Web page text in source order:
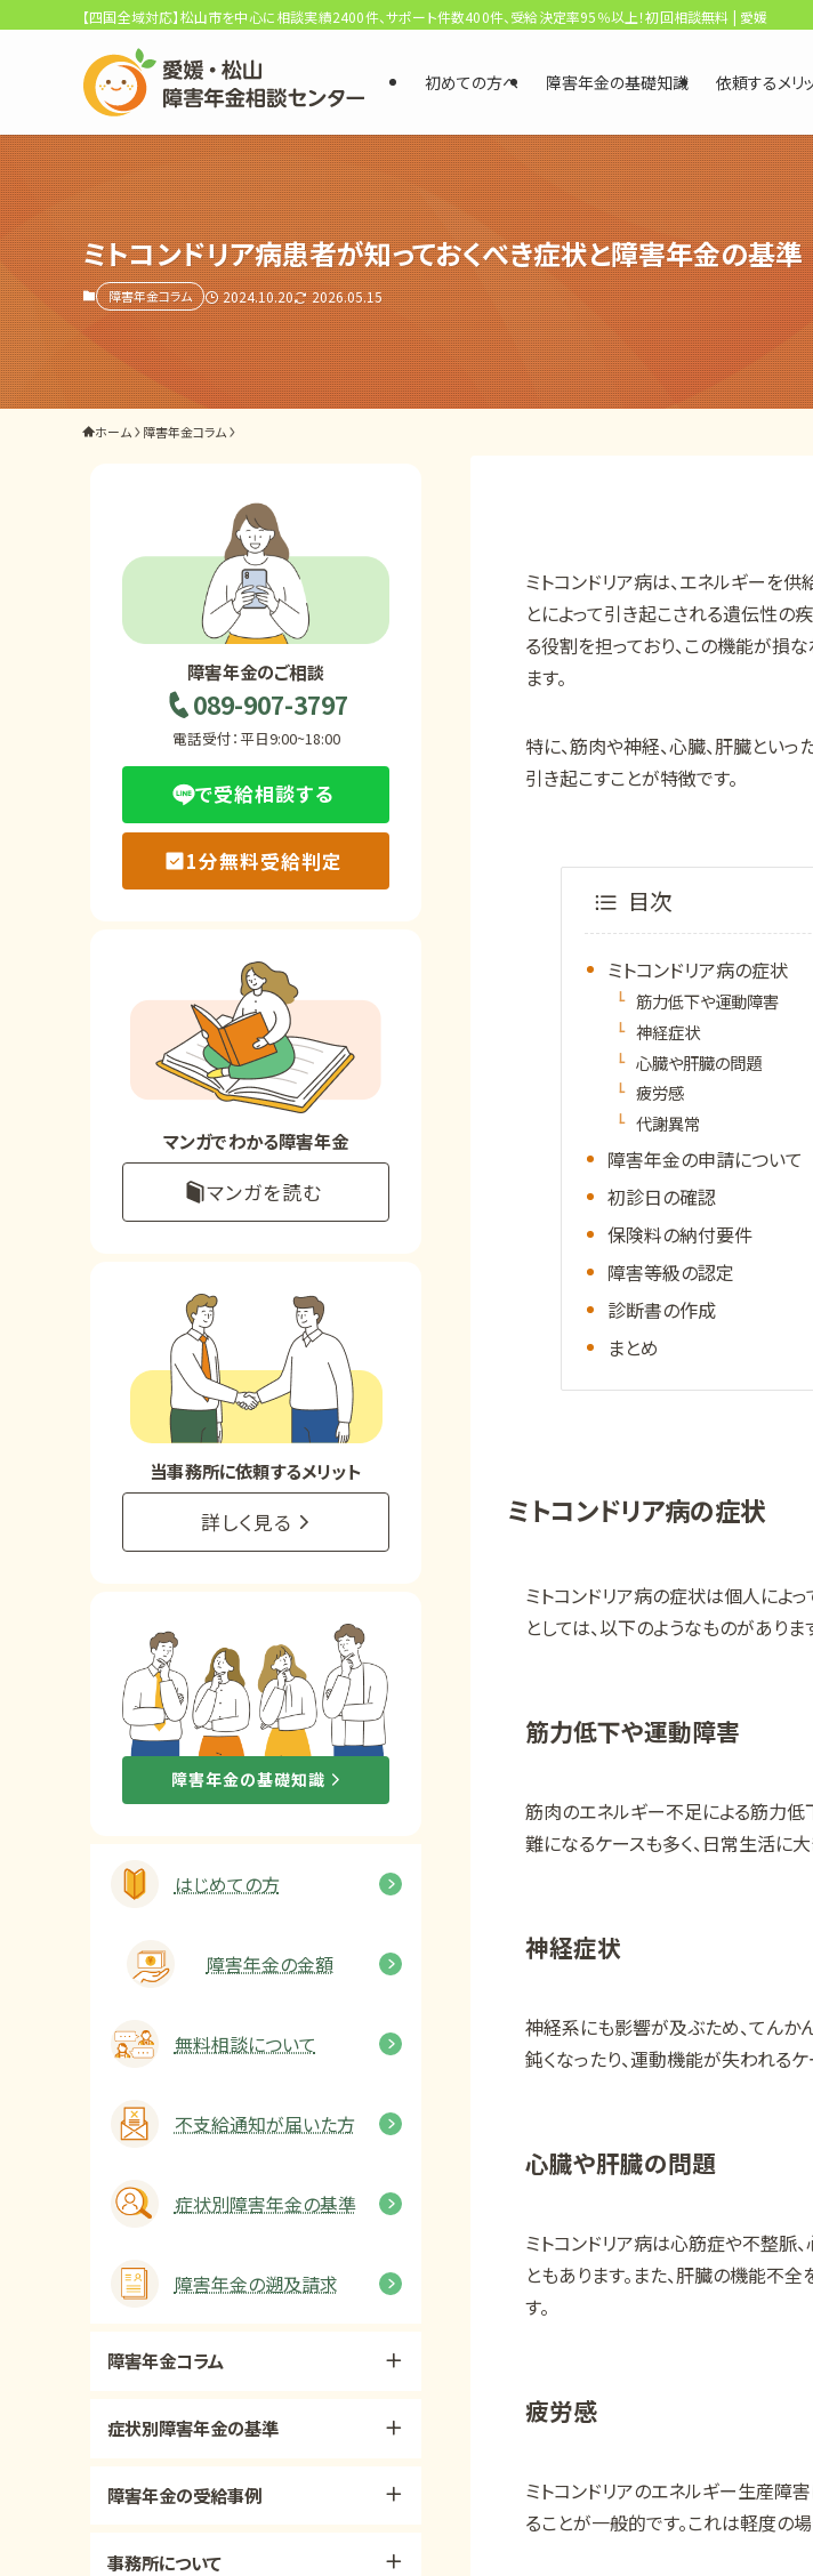
選ばれる3つの理由
初回相談料0円・受給後報酬型
サポート料金について
県内 No.1 の豊富な知識と経験
ご相談事例をみる
外出困難でもOK
障害年金の基礎知識
障害年金の金額
Q&A・相談事例
事務所について
お客様からの感謝のお手紙
で受給相談をする
メリット
お電話でのお問い合わせ
089-907-3797
【四国全域対応】松山市を中心に相談実績2400件、サポート件数400件、受給決定率95％以上！初回相談無料 | 愛媛・松山
初めての方へ 障害年金の基礎知識 依頼するメリ
ミトコンドリア病患者が知っておくべき症状と障害年金の基準
障害年金コラム 2024.10.20 2026.05.15
ホーム 障害年金コラム
ミトコンドリア病は、エネルギーを
とによって引き起こされる遺伝性の
る役割を担っており、この機能が損
ます。
特に、筋肉や神経、心臓、肝臓とい
引き起こすことが特徴です。
目次
ミトコンドリア病の症状
筋力低下や運動障害
神経症状
心臓や肝臓の問題
疲労感
代謝異常
障害年金の申請について
初診日の確認
保険料の納付要件
障害等級の認定
診断書の作成
まとめ
ミトコンドリア病の症状
ミトコンドリア病の症状は個人によ
としては、以下のようなものがありま
筋力低下や運動障害
筋肉のエネルギー不足による筋力低
難になるケースも多く、日常生活に
神経症状
神経系にも影響が及ぶため、てんか
鈍くなったり、運動機能が失われるケ
心臓や肝臓の問題
ミトコンドリア病は心筋症や不整脈
ともあります。また、肝臓の機能不
す。
疲労感
ミトコンドリアのエネルギー生産障
ることが一般的です。これは軽度の
障害年金のご相談
089-907-3797
電話受付：平日9:00~18:00
で受給相談する
1分無料受給判定
マンガでわかる障害年金
マンガを読む
当事務所に依頼するメリット
詳しく見る
障害年金の基礎知識
はじめての方
障害年金の金額
無料相談について
不支給通知が届いた方
症状別障害年金の基準
障害年金の遡及請求
障害年金コラム
症状別障害年金の基準
障害年金の受給事例
事務所について